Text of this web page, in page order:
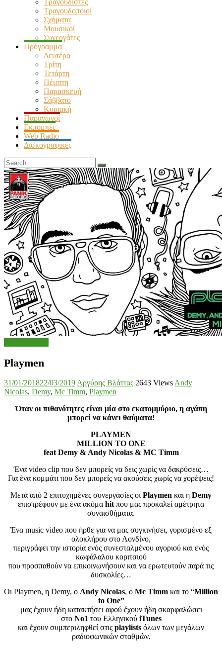
Τραγουδιστές
Τραγουδοποιοί
Σχήματα
Μουσικοί
Συνεργάτες
Πρόγραμμα
Δευτέρα
Τρίτη
Τετάρτη
Πέμπτη
Παρασκευή
Σάββατο
Κυριακή
Παραγωγοί
Εκπομπές
Web Radio
Δισκογραφικές
Playmen
31/01/201822/03/2019 Αργύρης Βλάττας 2643 Views Andy
Nicolas, Demy, Mc Timm, Playmen
Όταν οι πιθανότητες είναι μία στο εκατομμύριο, η αγάπη
μπορεί να κάνει θαύματα!
PLAYMEN
MILLION TO ONE
feat Demy & Andy Nicolas & MC Timm
Ένα video clip που δεν μπορείς να δεις χωρίς να δακρύσεις…
Για ένα κομμάτι που δεν μπορείς να ακούσεις χωρίς να χορέψεις!
Μετά από 2 επιτυχημένες συνεργασίες οι Playmen και η Demy
επιστρέφουν με ένα ακόμα hit που μας προκαλεί αμέτρητα
συναισθήματα.
Ένα music video που ήρθε για να μας συγκινήσει, γυρισμένο εξ
ολοκλήρου στο Λονδίνο,
περιγράφει την ιστορία ενός συνεσταλμένου αγοριού και ενός
κωφάλαλου κοριτσιού
που προσπαθούν να επικοινωνήσουν και να ερωτευτούν παρά τις
δυσκολίες…
Οι Playmen, η Demy, ο Andy Nicolas, ο Mc Timm και το “Million
to One”
μας έχουν ήδη κατακτήσει αφού έχουν ήδη σκαρφαλώσει
στο No1 του Ελληνικού iTunes
και έχουν συμπεριληφθεί στις playlists όλων των μεγάλων
ραδιοφωνικών σταθμών.